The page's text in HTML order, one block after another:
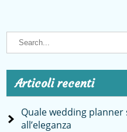
Articoli recenti
Quale wedding planner
all’eleganza